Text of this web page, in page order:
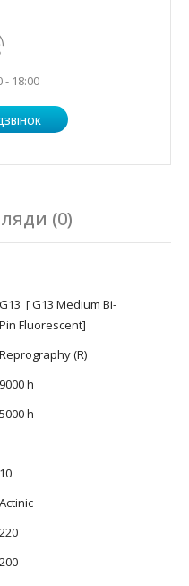
- 18:00
(0)
G13 [ G13 Medium Bi-
Pin Fluorescent]
Reprography (R)
9000 h
5000 h
10
Actinic
220
200